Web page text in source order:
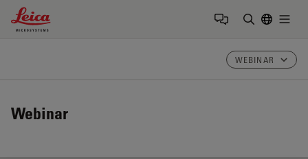
Leica Microsystems Logo
WEBINAR
Webinar